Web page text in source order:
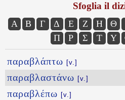
Sfoglia il
Α Β Γ Δ Ε Ζ Η Θ
Π
Ρ Σ Τ Υ
παραβλάπτω [v.]
παραβλαστάνω [v.]
παραβλέπω [v.]